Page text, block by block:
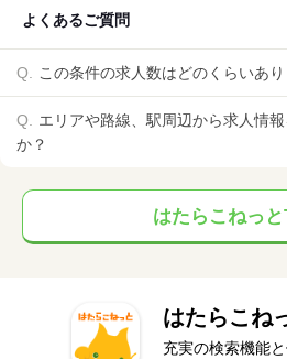
よくあるご質問
この条件の求人数はどのくらいあり
エリアや路線、駅周辺から求人情
か？
はたらこねっ
はたらこね
充実の検索機能